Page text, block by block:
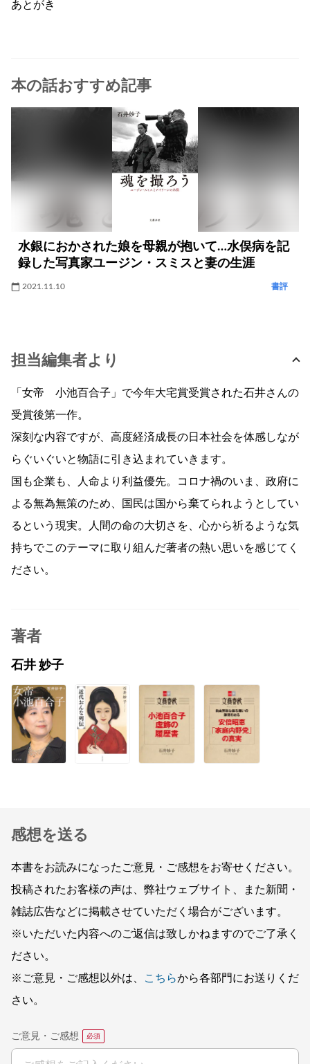
あとがき
本の話おすすめ記事
水銀におかされた娘を母親が抱いて…水俣病を記
録した写真家ユージン・スミスと妻の生涯
2021.11.10 書評
担当編集者より
「女帝 小池百合子」で今年大宅賞受賞された石井さんの
受賞後第一作。
深刻な内容ですが、高度経済成長の日本社会を体感しなが
らぐいぐいと物語に引き込まれていきます。
国も企業も、人命より利益優先。コロナ禍のいま、政府に
よる無為無策のため、国民は国から棄てられようとしてい
るという現実。人間の命の大切さを、心から祈るような気
持ちでこのテーマに取り組んだ著者の熱い思いを感じてく
ださい。
著者
石井 妙子
感想を送る
本書をお読みになったご意見・ご感想をお寄せください。
投稿されたお客様の声は、弊社ウェブサイト、また新聞・
雑誌広告などに掲載させていただく場合がございます。
※いただいた内容へのご返信は致しかねますのでご了承く
ださい。
※ご意見・ご感想以外は、
こちらから各部門にお送りくだ
さい。
ご意見・ご感想